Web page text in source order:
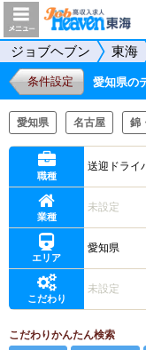
ジョブヘブン 東海
条件設定 愛知県の
愛知県 名古屋 錦
職種
送迎ドライ
業種
未設定
エリア
愛知県
こだわり
未設定
こだわりかんたん検索